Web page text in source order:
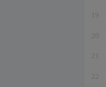
19
20
21
22